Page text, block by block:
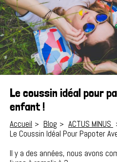
Le coussin idéal pour
enfant !
Accueil Blog
ACTUS MINUS
Le Coussin Idéal Pour Papoter
Il y a des années, nous avons